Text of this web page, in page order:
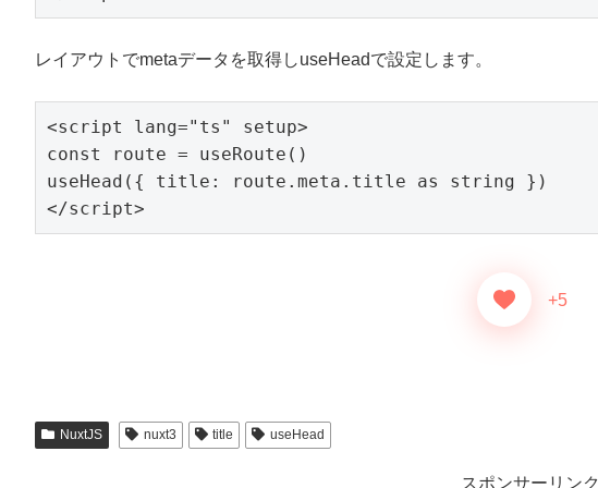
レイアウトでmetaデータを取得しuseHeadで設定します。
<script lang="ts" setup>
const route = useRoute()
useHead({ title: route.meta.title as string })
+5
NuxtJS nuxt3 title useHead
スポンサーリンク